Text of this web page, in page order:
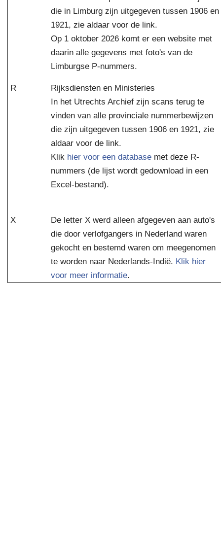
die in Limburg zijn uitgegeven tussen 1906 en
1921, zie aldaar voor de link.
Op 1 oktober 2026 komt er een website met
daarin alle gegevens met foto's van de
Limburgse P-nummers.
R
Rijksdiensten en Ministeries
In het Utrechts Archief zijn scans terug te
vinden van alle provinciale nummerbewijzen
die zijn uitgegeven tussen 1906 en 1921, zie
aldaar voor de link.
Klik hier voor een database met deze R-
nummers (de lijst wordt gedownload in een
Excel-bestand).
X
De letter X werd alleen afgegeven aan auto's
die door verlofgangers in Nederland waren
gekocht en bestemd waren om meegenomen
te worden naar Nederlands-Indië. Klik hier
voor meer informatie.